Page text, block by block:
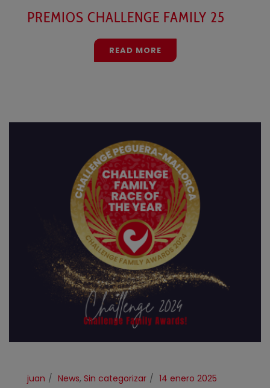
PREMIOS CHALLENGE FAMILY 25
READ MORE
juan News, Sin categorizar 14 enero 2025